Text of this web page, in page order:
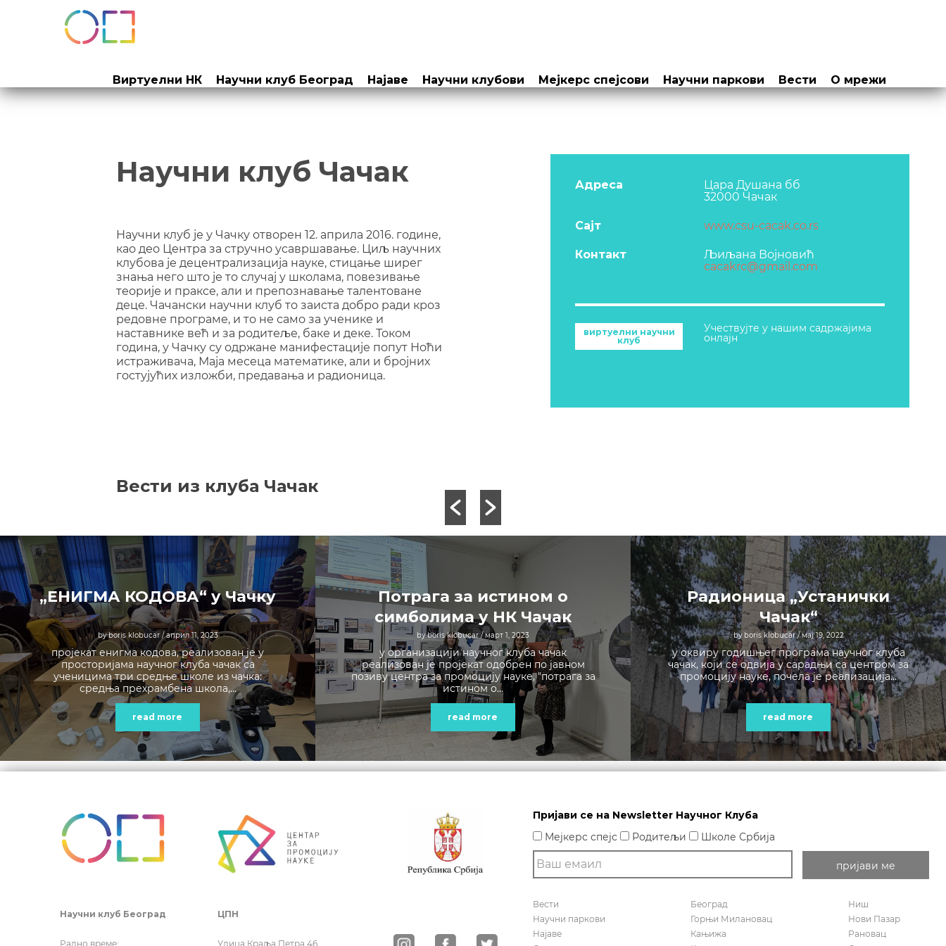
на
садржај
Виртуелни НК Научни клуб Београд Најаве Научни клубови Мејкерс спејсови Научни паркови Вести О мрежи
Научни клуб Чачак
Научни клуб је у Чачку отворен 12. априла 2016. године,
као део Центра за стручно усавршавање. Циљ научних
клубова је децентрализација науке, стицање ширег
знања него што је то случај у школама, повезивање
теорије и праксе, али и препознавање талентоване
деце. Чачански научни клуб то заиста добро ради кроз
редовне програме, и то не само за ученике и
наставнике већ и за родитеље, баке и деке. Током
година, у Чачку су одржане манифестације попут Ноћи
истраживача, Маја месеца математике, али и бројних
гостујућих изложби, предавања и радионица.
Адреса
Цара Душана бб
32000 Чачак
Сајт www.csu-cacak.co.rs
Контакт
Љиљана Војновић
cacakrc@gmail.com
виртуелни научни
клуб
Учествујте у нашим садржајима
онлајн
Вести из клуба Чачак
„ЕНИГМА КОДОВА“ у Чачку
by boris klobucar/ април 11, 2023
пројекат енигма кодова, реализован је у
просторијама научног клуба чачак са
ученицима три средње школе из чачка:
средња прехрамбена школа,...
read more
Потрага за истином о
симболима у НК Чачак
by boris klobucar/ март 1, 2023
у организацији научног клуба чачак
реализован је пројекат одобрен по јавном
позиву центра за промоцију науке, "потрага за
истином о...
read more
Радионица „Устанички
Чачак“
by boris klobucar/ мај 19, 2022
у оквиру годишњег програма научног клуба
чачак, који се одвија у сарадњи са центром за
промоцију науке, почела је реализација...
read more
Научни клуб Београд
Радно време:
ЦПН
Улица Краља Петра 46
Пријави се на Newsletter Научног Клуба
Мејкерс спејс
Родитељи Школе Србија
Вести
Научни паркови
Најаве
Београд
Горњи Милановац
Кањижа
Ниш
Нови Пазар
Рановац